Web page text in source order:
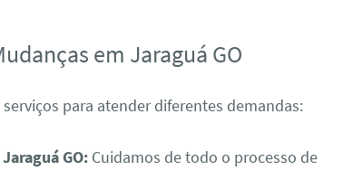
em Jaraguá GO
para atender diferentes demandas:
GO:Cuidamos de todo o processo de